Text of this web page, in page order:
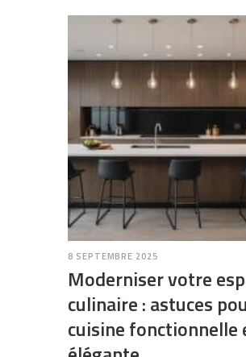
8 SEPTEMBRE 2025
Moderniser votre
culinaire : astuces
cuisine fonctionnelle